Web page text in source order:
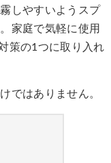
しやすいようスプ
家庭で気軽に使用
策の1つに取り入れ
ではありません。